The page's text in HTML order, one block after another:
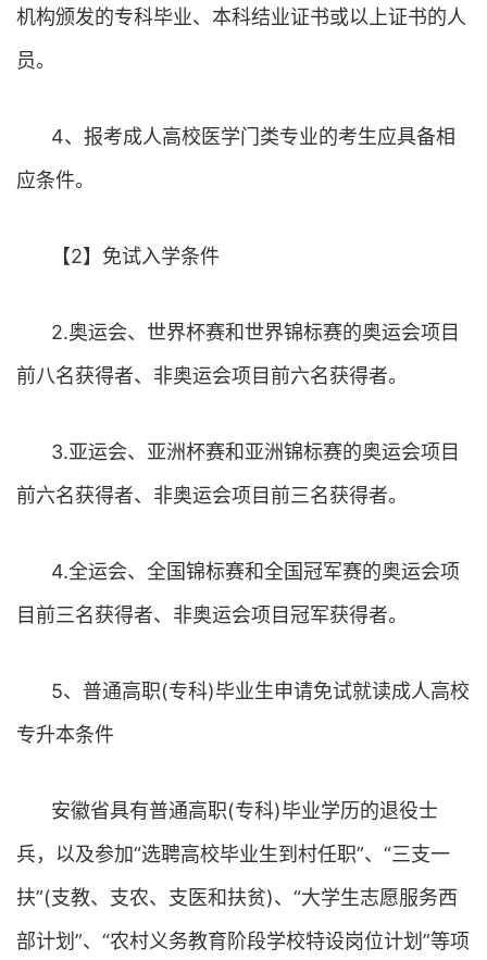
机构颁发的专科毕业、本科结业证书或以上证书的人
员。
4、报考成人高校医学门类专业的考生应具备相
应条件。
【2】免试入学条件
2.奥运会、世界杯赛和世界锦标赛的奥运会项目
前八名获得者、非奥运会项目前六名获得者。
3.亚运会、亚洲杯赛和亚洲锦标赛的奥运会项目
前六名获得者、非奥运会项目前三名获得者。
4.全运会、全国锦标赛和全国冠军赛的奥运会项
目前三名获得者、非奥运会项目冠军获得者。
5、普通高职(专科)毕业生申请免试就读成人高校
专升本条件
安徽省具有普通高职(专科)毕业学历的退役士
兵，以及参加“选聘高校毕业生到村任职”、“三支一
扶”(支教、支农、支医和扶贫)、“大学生志愿服务西
部计划”、“农村义务教育阶段学校特设岗位计划”等项